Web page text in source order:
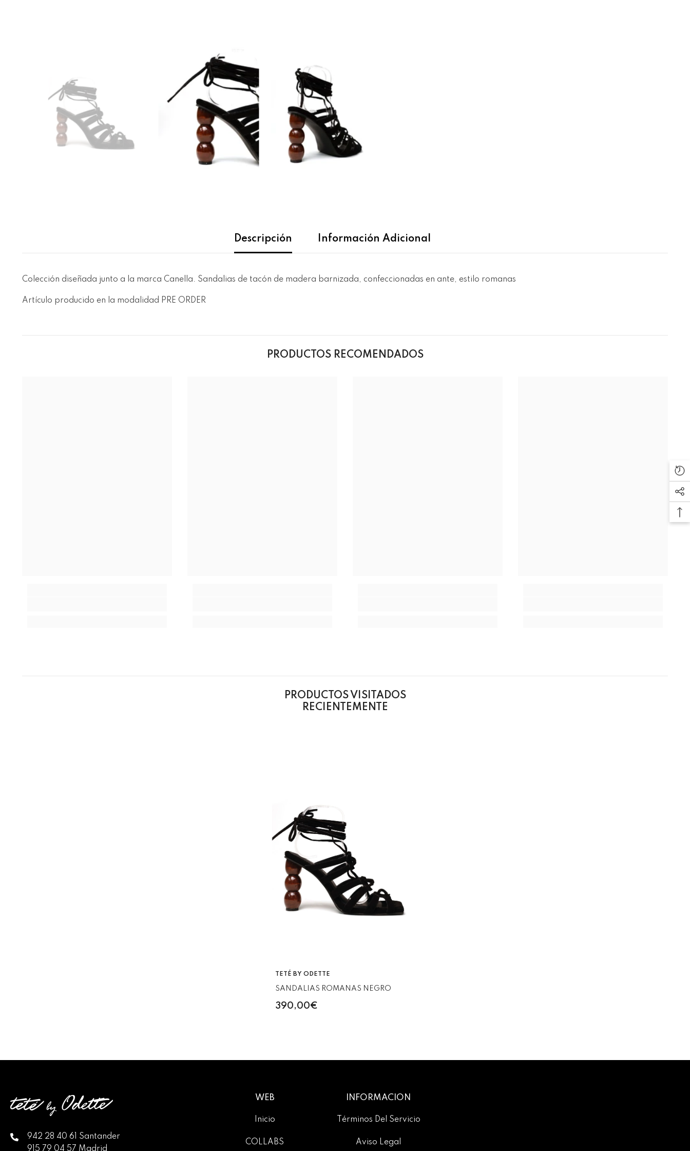
Descripción Información Adicional
Colección diseñada junto a la marca Canella. Sandalias de tacón de madera barnizada, confeccionadas en ante, estilo romanas
Artículo producido en la modalidad PRE ORDER
PRODUCTOS RECOMENDADOS
PRODUCTOS VISITADOS
RECIENTEMENTE
VENDEDOR:
TETÉ BY ODETTE
SANDALIAS ROMANAS NEGRO
390,00€
942 28 40 61 Santander
915 79 04 57 Madrid
WEB
Inicio
COLLABS
INFORMACIÓN
Términos Del Servicio
Aviso Legal